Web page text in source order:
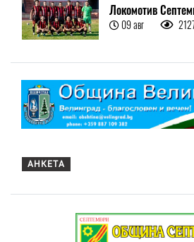
Локомотив
09 авг
АНКЕТА